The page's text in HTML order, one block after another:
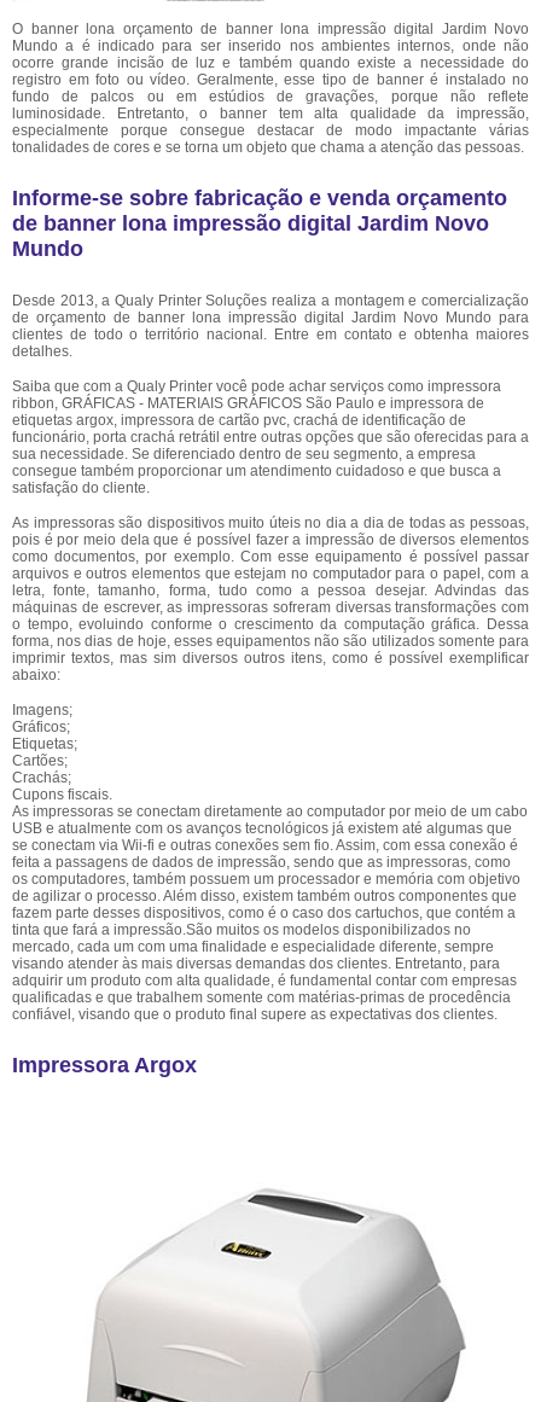
O banner lona orçamento de banner lona impressão digital Jardim Novo
Mundo a é indicado para ser inserido nos ambientes internos, onde não
ocorre grande incisão de luz e também quando existe a necessidade do
registro em foto ou vídeo. Geralmente, esse tipo de banner é instalado no
fundo de palcos ou em estúdios de gravações, porque não reflete
luminosidade. Entretanto, o banner tem alta qualidade da impressão,
especialmente porque consegue destacar de modo impactante várias
tonalidades de cores e se torna um objeto que chama a atenção das pessoas.
Informe-se sobre fabricação e venda orçamento
de banner lona impressão digital Jardim Novo
Mundo
Desde 2013, a Qualy Printer Soluções realiza a montagem e comercialização
de orçamento de banner lona impressão digital Jardim Novo Mundo para
clientes de todo o território nacional. Entre em contato e obtenha maiores
detalhes.
Saiba que com a Qualy Printer você pode achar serviços como impressora
ribbon, GRÁFICAS - MATERIAIS GRÁFICOS São Paulo e impressora de
etiquetas argox, impressora de cartão pvc, crachá de identificação de
funcionário, porta crachá retrátil entre outras opções que são oferecidas para a
sua necessidade. Se diferenciado dentro de seu segmento, a empresa
consegue também proporcionar um atendimento cuidadoso e que busca a
satisfação do cliente.
As impressoras são dispositivos muito úteis no dia a dia de todas as pessoas,
pois é por meio dela que é possível fazer a impressão de diversos elementos
como documentos, por exemplo. Com esse equipamento é possível passar
arquivos e outros elementos que estejam no computador para o papel, com a
letra, fonte, tamanho, forma, tudo como a pessoa desejar. Advindas das
máquinas de escrever, as impressoras sofreram diversas transformações com
o tempo, evoluindo conforme o crescimento da computação gráfica. Dessa
forma, nos dias de hoje, esses equipamentos não são utilizados somente para
imprimir textos, mas sim diversos outros itens, como é possível exemplificar
abaixo:
Imagens;
Gráficos;
Etiquetas;
Cartões;
Crachás;
Cupons fiscais.
As impressoras se conectam diretamente ao computador por meio de um cabo
USB e atualmente com os avanços tecnológicos já existem até algumas que
se conectam via Wii-fi e outras conexões sem fio. Assim, com essa conexão é
feita a passagens de dados de impressão, sendo que as impressoras, como
os computadores, também possuem um processador e memória com objetivo
de agilizar o processo. Além disso, existem também outros componentes que
fazem parte desses dispositivos, como é o caso dos cartuchos, que contém a
tinta que fará a impressão.São muitos os modelos disponibilizados no
mercado, cada um com uma finalidade e especialidade diferente, sempre
visando atender às mais diversas demandas dos clientes. Entretanto, para
adquirir um produto com alta qualidade, é fundamental contar com empresas
qualificadas e que trabalhem somente com matérias-primas de procedência
confiável, visando que o produto final supere as expectativas dos clientes.
Impressora Argox